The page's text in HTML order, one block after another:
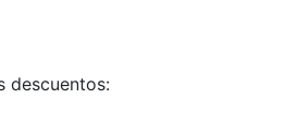
descuentos: